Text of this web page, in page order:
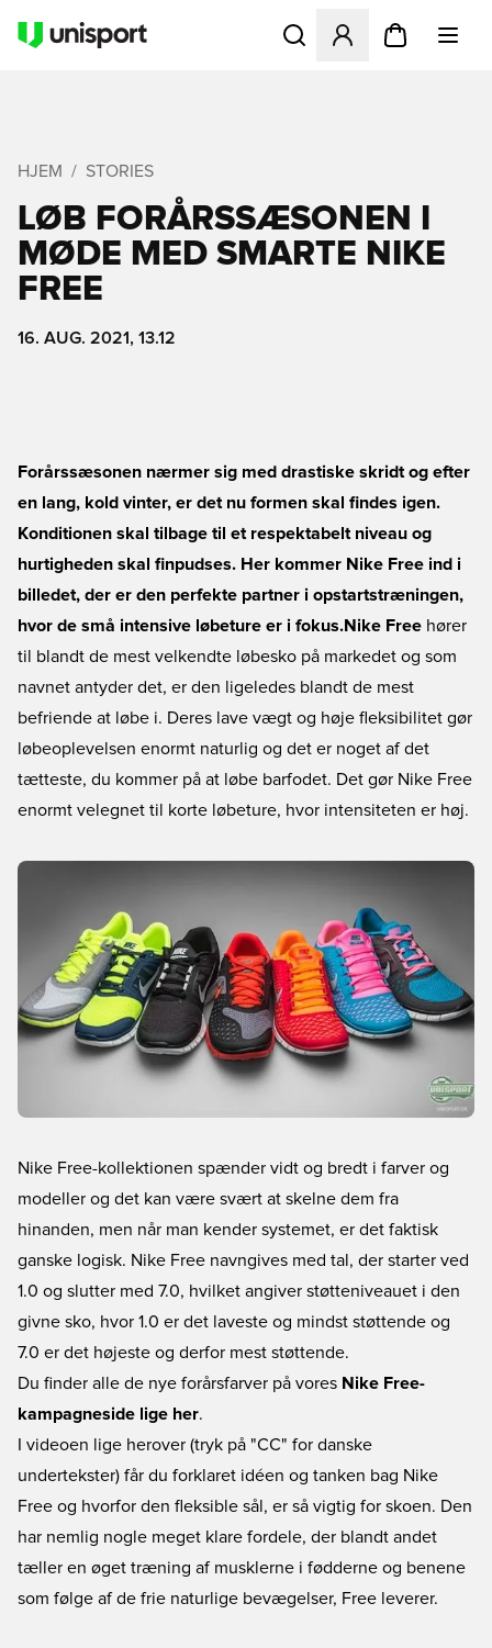
Åbner en Modal til at
HJEM STORIES
LØB FORÅRSSÆSONEN I
MØDE MED SMARTE NIKE
FREE
16. AUG. 2021, 13.12
Forårssæsonen nærmer sig med drastiske skridt og efter
en lang, kold vinter, er det nu formen skal findes igen.
Konditionen skal tilbage til et respektabelt niveau og
hurtigheden skal finpudses. Her kommer Nike Free ind i
billedet, der er den perfekte partner i opstartstræningen,
hvor de små intensive løbeture er i fokus.Nike Free hører
til blandt de mest velkendte løbesko på markedet og som
navnet antyder det, er den ligeledes blandt de mest
befriende at løbe i. Deres lave vægt og høje fleksibilitet gør
løbeoplevelsen enormt naturlig og det er noget af det
tætteste, du kommer på at løbe barfodet. Det gør Nike Free
enormt velegnet til korte løbeture, hvor intensiteten er høj.
Nike Free-kollektionen spænder vidt og bredt i farver og
modeller og det kan være svært at skelne dem fra
hinanden, men når man kender systemet, er det faktisk
ganske logisk. Nike Free navngives med tal, der starter ved
1.0 og slutter med 7.0, hvilket angiver støtteniveauet i den
givne sko, hvor 1.0 er det laveste og mindst støttende og
7.0 er det højeste og derfor mest støttende.
Du finder alle de nye forårsfarver på vores Nike Free-
kampagneside lige her.
I videoen lige herover (tryk på "CC" for danske
undertekster) får du forklaret idéen og tanken bag Nike
Free og hvorfor den fleksible sål, er så vigtig for skoen. Den
har nemlig nogle meget klare fordele, der blandt andet
tæller en øget træning af musklerne i fødderne og benene
som følge af de frie naturlige bevægelser, Free leverer.